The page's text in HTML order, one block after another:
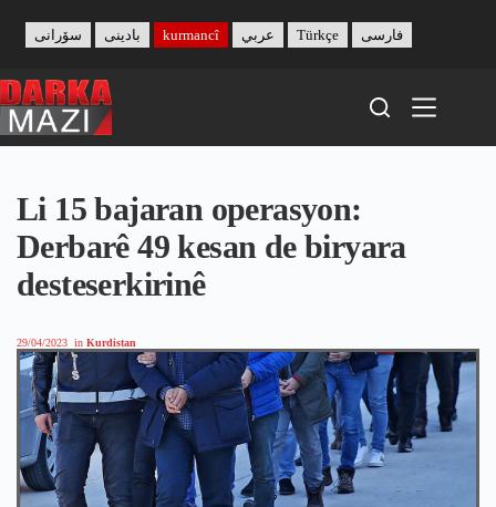
content
بادینی سۆرانی kurmancî عربي Türkçe فارسی
Li 15 bajaran operasyon:
Derbarê 49 kesan de biryara
desteserkirinê
29/04/2023 in Kurdistan